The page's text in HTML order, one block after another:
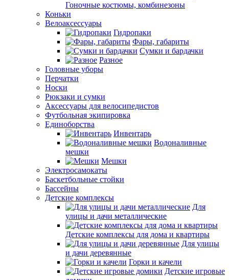
Гоночные костюмы, комбинезоны
Коньки
Велоаксессуары
Гидропаки
Фары, габариты
Сумки и бардачки
Разное
Головные уборы
Перчатки
Носки
Рюкзаки и сумки
Аксессуары для велосипедистов
Футбольная экипировка
Единоборства
Инвентарь
Водоналивные
мешки
Мешки
Электросамокаты
Баскетбольные стойки
Бассейны
Детские комплексы
Для
улицы и дачи металлические
Детские комплексы для дома и квартиры
Для улицы
и дачи деревянные
Горки и качели
Детские игровые